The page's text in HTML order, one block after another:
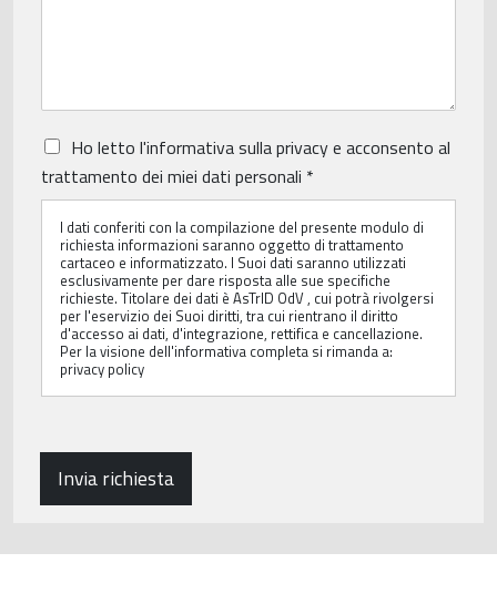
P
r
i
v
Ho letto l'informativa sulla privacye acconsento al
trattamento dei miei dati personali *
I dati conferiti con la compilazione del presente modulo di
richiesta informazioni saranno oggetto di trattamento
cartaceo e informatizzato. I Suoi dati saranno utilizzati
esclusivamente per dare risposta alle sue specifiche
richieste. Titolare dei dati è AsTrID OdV , cui potrà rivolgersi
per l'eservizio dei Suoi diritti, tra cui rientrano il diritto
d'accesso ai dati, d'integrazione, rettifica e cancellazione.
Per la visione dell'informativa completa si rimanda a:
privacy policy
Invia richiesta